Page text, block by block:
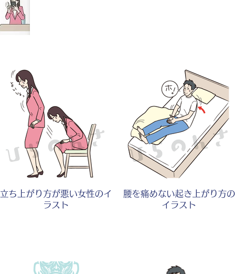
立ち上がり方が悪い女性のイ
ラスト
腰を痛めない起き上がり方の
イラスト